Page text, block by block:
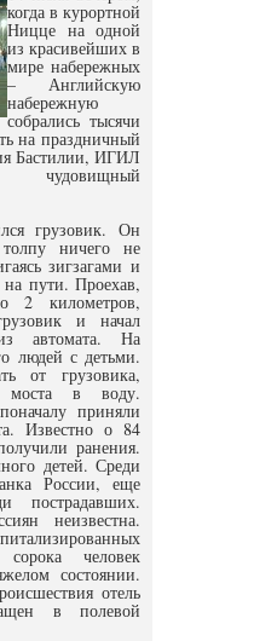
когда в курортной
Ницце на одной
из красивейших в
мире набережных
– Английскую
набережную
собрались тысячи
на праздничный
Бастилии, ИГИЛ
грузовик. Он
ничего не
зигзагами и
на пути. Проехав,
2 километров,
и начал
автомата. На
людей с детьми.
от грузовика,
в воду.
приняли
Известно о 84
ранения.
детей. Среди
России, еще
пострадавших.
неизвестна.
человек
состоянии.
отель
в полевой